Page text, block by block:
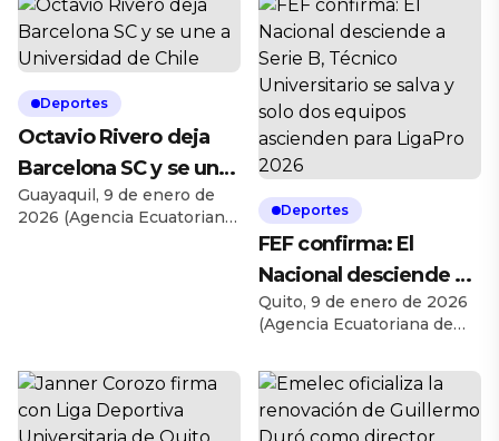
Deportes
Octavio Rivero deja
Barcelona SC y se une
a Universidad de Chile
Guayaquil, 9 de enero de
2026 (Agencia Ecuatoriana
Según informó el
periodista César Luis Merlo
para Studiofútbol, el
Deportes
FEF confirma: El
Nacional desciende a
Serie B, Técnico
Universitario se salva y
solo dos equipos
ascienden para
LigaPro 2026
Quito, 9 de enero de 2026
(Agencia Ecuatoriana de
Ecuatoriana de Fútbol (FEF)
resolvió la situación de
ascensos y descensos para
la temporada 2026 de la